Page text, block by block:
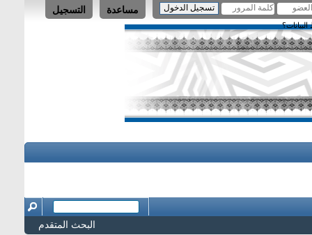
التسجيل مساعدة
البحث المتقدم